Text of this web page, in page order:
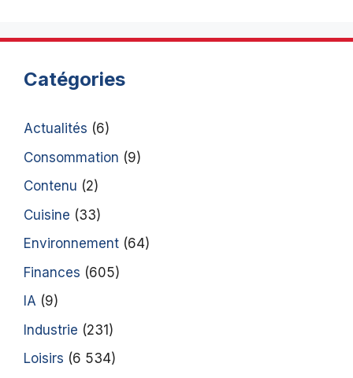
Catégories
Actualités (6)
Consommation (9)
Contenu (2)
Cuisine (33)
Environnement (64)
Finances (605)
IA (9)
Industrie (231)
Loisirs (6 534)